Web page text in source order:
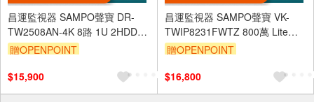
昌運監視器 SAMPO聲寶 DR-
TW2508AN-4K 8路 1U 2HDDs
XVR 五合一錄影主機
贈OPENPOINT
$15,900
昌運監視器 SAMPO聲寶 VK-
TWIP8231FWTZ 800萬 Lite紅
外變焦槍型IP攝影機
贈OPENPOINT
$16,800